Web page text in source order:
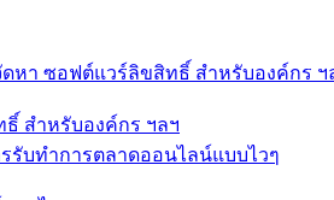
สำหรับองค์กร ฯลฯ